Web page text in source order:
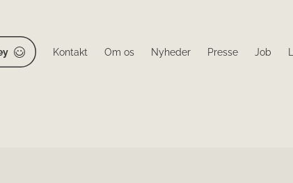
Kontakt Om os Nyheder Presse Job